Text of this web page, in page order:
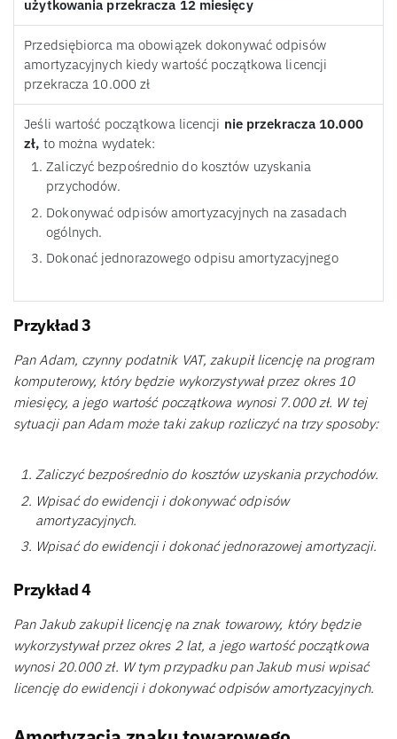
użytkowania przekracza 12 miesięcy
Przedsiębiorca ma obowiązek dokonywać odpisów
amortyzacyjnych kiedy wartość początkowa licencji
przekracza 10.000 zł
Jeśli wartość początkowa licencji nie przekracza 10.000
zł, to można wydatek:
Zaliczyć bezpośrednio do kosztów uzyskania
przychodów.
Dokonywać odpisów amortyzacyjnych na zasadach
ogólnych.
Dokonać jednorazowego odpisu amortyzacyjnego
Przykład 3
Pan Adam, czynny podatnik VAT, zakupił licencję na program
komputerowy, który będzie wykorzystywał przez okres 10
miesięcy, a jego wartość początkowa wynosi 7.000 zł. W tej
sytuacji pan Adam może taki zakup rozliczyć na trzy sposoby:
Zaliczyć bezpośrednio do kosztów uzyskania przychodów.
Wpisać do ewidencji i dokonywać odpisów
amortyzacyjnych.
Wpisać do ewidencji i dokonać jednorazowej amortyzacji.
Przykład 4
Pan Jakub zakupił licencję na znak towarowy, który będzie
wykorzystywał przez okres 2 lat, a jego wartość początkowa
wynosi 20.000 zł. W tym przypadku pan Jakub musi wpisać
licencję do ewidencji i dokonywać odpisów amortyzacyjnych.